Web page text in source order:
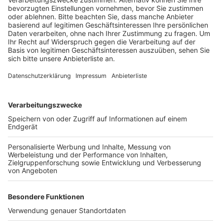
Anzeige
Deshalb wurden viele Menschen, viele Bands und
"Domstürmer" um Frontmann Micky Nauber. Er lässt
Die Nachfrage der Fans sei gerade überwältigend, so
Nauber weiter.
Bislang gibt es den Domstürmer-Gin in einigen Kölner
Supermärkten und in einem Markt in Bad Honnef im
Rhein-Sieg-Kreis.